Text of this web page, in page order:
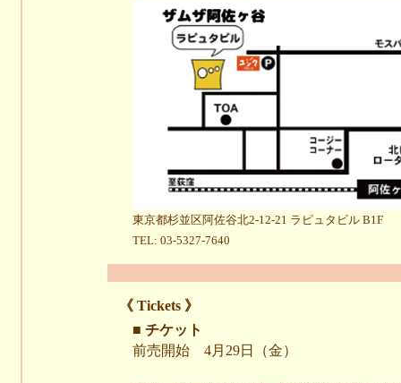
東京都杉並区阿佐谷北2-12-21 ラピュタビル B1F
TEL: 03-5327-7640
《 Tickets 》
■ チケット
前売開始 4月29日（金）